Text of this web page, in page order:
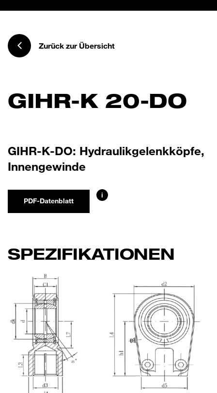
Zurück zur Übersicht
GIHR-K 20-DO
GIHR-K-DO: Hydraulikgelenkköpfe,
Innengewinde
PDF-Datenblatt
i
SPEZIFIKATIONEN